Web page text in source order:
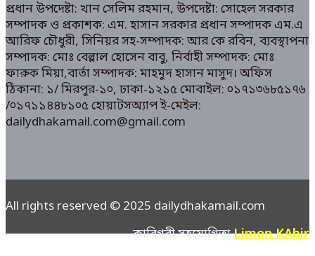
প্রধান উপদেষ্টা: খান সেলিম রহমান, উপদেষ্টা: সোহেল সরকার
সম্পাদক ও প্রকাশক: এম. হাসান সরকার প্রধান সম্পাদক এম.এ
আরিফ চৌধুরী, সিনিয়র সহ-সম্পাদক: আর কে রবিন, ব্যবস্থাপনা
সম্পাদক: মোঃ বেল্লাল হোসেন বাবু, নির্বাহী সম্পাদক: মোঃ
ফারুক মিয়া,বার্তা সম্পাদক: মাহমুদ হাসান মাসুদ। অফিস
ঠিকানা: ১/ মিরপুর-১০, ঢাকা-১২১৫ মোবাইল: ০১৭১৩৬৮৫১৭৬
/০১৭১১৪৪৮১০৫ হোয়াটসঅ্যাপ ই-মেইল:
dailydhakamail.com@gmail.com
All rights reserved © 2025 dailydhakamail.com
কারিগরী সহযোগিতাLimon KAbir